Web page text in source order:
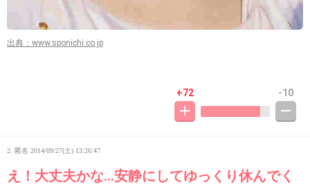
出典：www.sponichi.co.jp
+72 -10
2. 匿名 2014/09/27(土) 13:26:47
え！大丈夫かな…安静にしてゆっくり休んでく